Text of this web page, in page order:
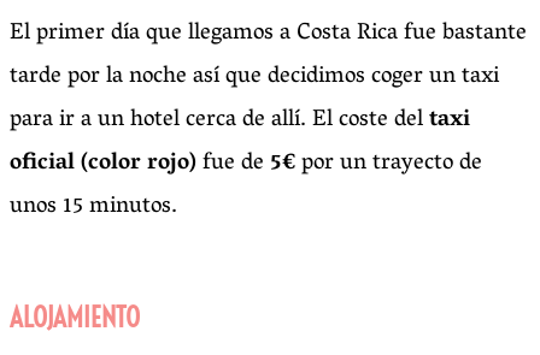
El primer día que llegamos a Costa Rica fue bastante
tarde por la noche así que decidimos coger un taxi
para ir a un hotel cerca de allí. El coste deltaxi
oficial (color rojo)fue de5€por un trayecto de
unos 15 minutos.
ALOJAMIENTO